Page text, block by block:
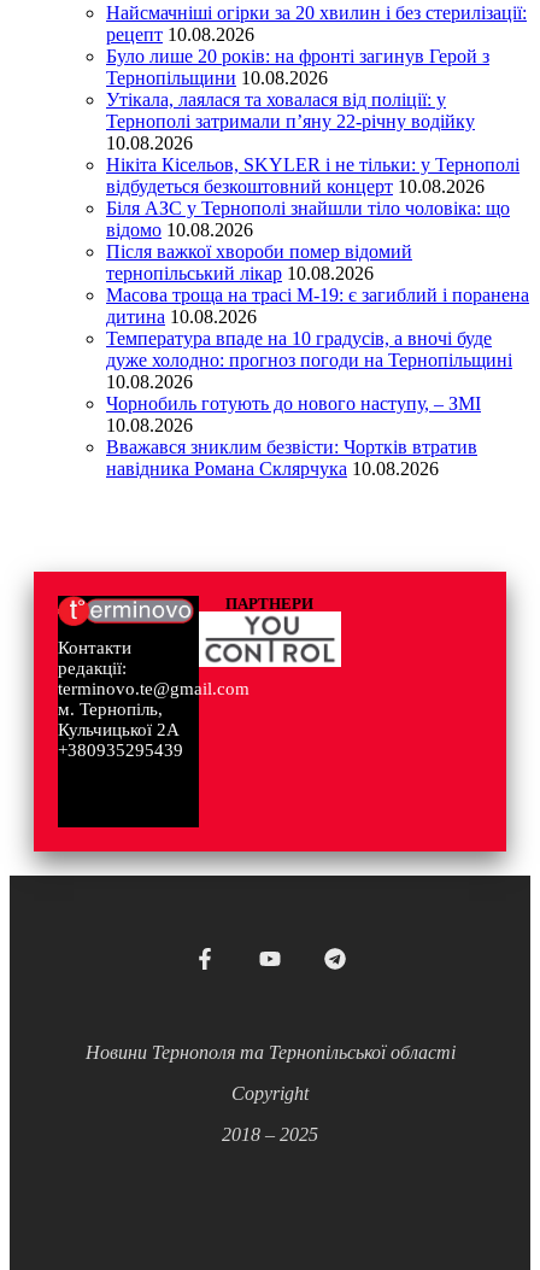
Найсмачніші огірки за 20 хвилин і без стерилізації:
рецепт 10.08.2026
Було лише 20 років: на фронті загинув Герой з
Тернопільщини 10.08.2026
Утікала, лаялася та ховалася від поліції: у
Тернополі затримали п’яну 22-річну водійку
10.08.2026
Нікіта Кісельов, SKYLER і не тільки: у Тернополі
відбудеться безкоштовний концерт 10.08.2026
Біля АЗС у Тернополі знайшли тіло чоловіка: що
відомо 10.08.2026
Після важкої хвороби помер відомий
тернопільський лікар 10.08.2026
Масова троща на трасі М-19: є загиблий і поранена
дитина 10.08.2026
Температура впаде на 10 градусів, а вночі буде
дуже холодно: прогноз погоди на Тернопільщині
10.08.2026
Чорнобиль готують до нового наступу, – ЗМІ
10.08.2026
Вважався зниклим безвісти: Чортків втратив
навідника Романа Склярчука 10.08.2026
Контакти
редакції:
terminovo.te@gmail.com
м. Тернопіль,
Кульчицької 2А
+380935295439
ПАРТНЕРИ
Новини Тернополя та Тернопільської області
Copyright
2018 – 2025